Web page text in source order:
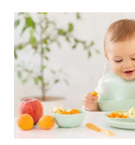
News Musica
News Spettacolo
Benessere
Casa